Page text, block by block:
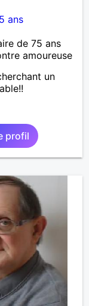
ans
de 75 ans
amoureuse
un
profil